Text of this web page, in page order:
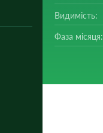
Видимість:
Фаза місяця: